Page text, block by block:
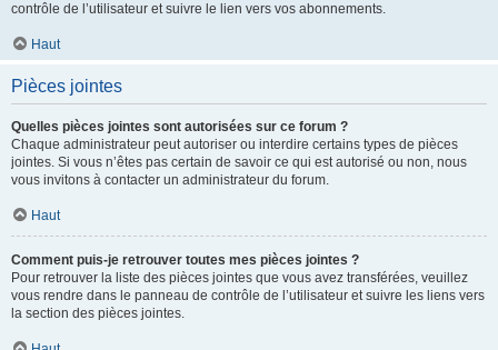
contrôle de l’utilisateur et suivre le lien vers vos abonnements.
Haut
Pièces jointes
Quelles pièces jointes sont autorisées sur ce forum ?
Chaque administrateur peut autoriser ou interdire certains types de pièces
jointes. Si vous n’êtes pas certain de savoir ce qui est autorisé ou non, nous
vous invitons à contacter un administrateur du forum.
Haut
Comment puis-je retrouver toutes mes pièces jointes ?
Pour retrouver la liste des pièces jointes que vous avez transférées, veuillez
vous rendre dans le panneau de contrôle de l’utilisateur et suivre les liens vers
la section des pièces jointes.